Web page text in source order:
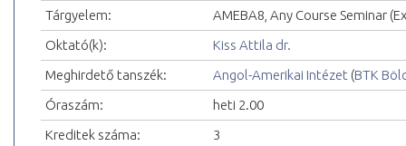
Tárgyelem:
AMEBA8, Any Course Seminar
Oktató(k):
Kiss Attila dr.
Meghirdető tanszék:
Angol-Amerikai Intézet (BTK
Óraszám:
heti 2.00
Kreditek száma:
3